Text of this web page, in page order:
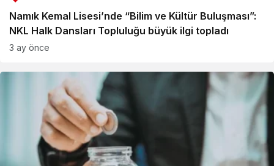
Namık Kemal Lisesi’nde “Bilim ve Kültür Buluşması”:
NKL Halk Dansları Topluluğu büyük ilgi topladı
3 ay önce